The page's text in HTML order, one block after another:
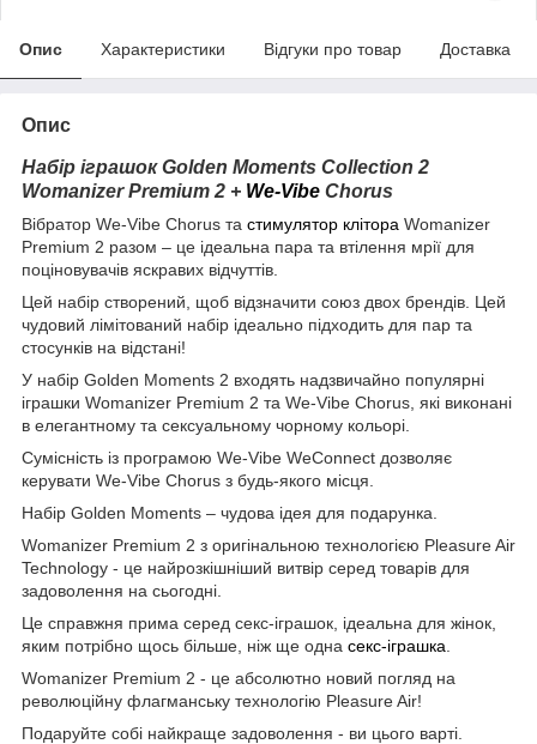
Опис Характеристики Відгуки про товар Доставка
Опис
Набір іграшок Golden Moments Collection 2
Womanizer Premium 2 + We-Vibe Chorus
Вібратор We-Vibe Chorus та стимулятор клітора Womanizer
Premium 2 разом – це ідеальна пара та втілення мрії для
поціновувачів яскравих відчуттів.
Цей набір створений, щоб відзначити союз двох брендів. Цей
чудовий лімітований набір ідеально підходить для пар та
стосунків на відстані!
У набір Golden Moments 2 входять надзвичайно популярні
іграшки Womanizer Premium 2 та We-Vibe Chorus, які виконані
в елегантному та сексуальному чорному кольорі.
Сумісність із програмою We-Vibe WeConnect дозволяє
керувати We-Vibe Chorus з будь-якого місця.
Набір Golden Moments – чудова ідея для подарунка.
Womanizer Premium 2 з оригінальною технологією Pleasure Air
Technology - це найрозкішніший витвір серед товарів для
задоволення на сьогодні.
Це справжня прима серед секс-іграшок, ідеальна для жінок,
яким потрібно щось більше, ніж ще одна секс-іграшка
Womanizer Premium 2 - це абсолютно новий погляд на
революційну флагманську технологію Pleasure Air!
Подаруйте собі найкраще задоволення - ви цього варті.